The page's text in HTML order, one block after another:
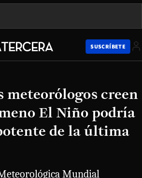
SUSCRÍBETE
meteorólogos creen
El Niño podría
de la última
Mundial